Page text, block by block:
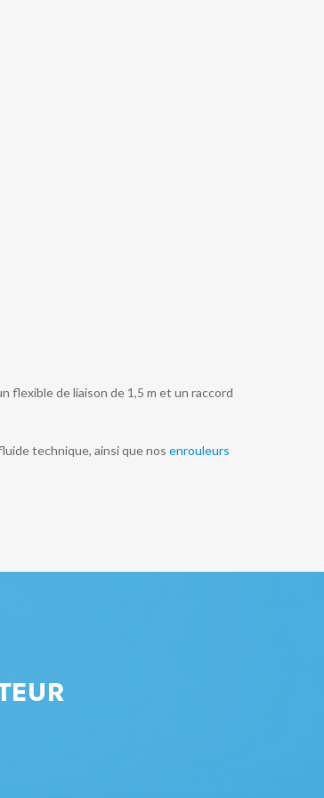
flexible de liaison de 1,5 m et un raccord
technique, ainsi que nos enrouleurs